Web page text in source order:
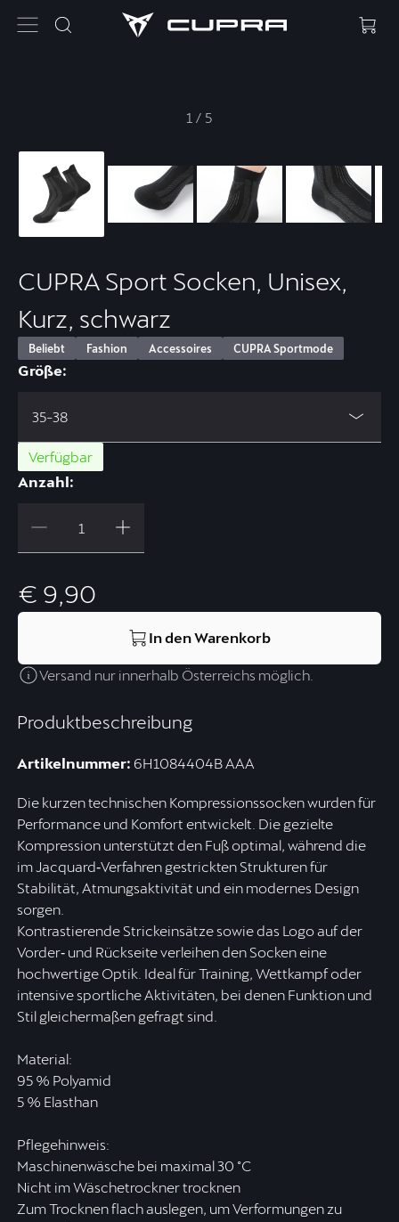
1 / 5
Produktbeschreibung
Artikelnummer: 6H1084404B AAA
Die kurzen technischen Kompressionssocken wurden für
Performance und Komfort entwickelt. Die gezielte
Kompression unterstützt den Fuß optimal, während die
im Jacquard‑Verfahren gestrickten Strukturen für
Stabilität, Atmungsaktivität und ein modernes Design
sorgen.
Kontrastierende Strickeinsätze sowie das Logo auf der
Vorder‑ und Rückseite verleihen den Socken eine
hochwertige Optik. Ideal für Training, Wettkampf oder
intensive sportliche Aktivitäten, bei denen Funktion und
Stil gleichermaßen gefragt sind.
Material:
95 % Polyamid
5 % Elasthan
Pflegehinweis:
Maschinenwäsche bei maximal 30 °C
Nicht im Wäschetrockner trocknen
Zum Trocknen flach auslegen, um Verformungen zu
CUPRA Sport Socken, Unisex,
Kurz, schwarz
Beliebt Fashion Accessoires CUPRA Sportmode
Größe:
35-38
Verfügbar
Anzahl:
€ 9,90
In den Warenkorb
Versand nur innerhalb Österreichs möglich.